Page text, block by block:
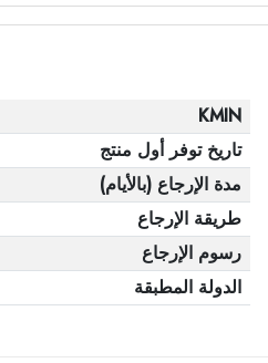
KMIN
تاريخ توفر أول منتج
مدة الإرجاع (بالأيام)
طريقة الإرجاع
رسوم الإرجاع
الدولة المطبقة